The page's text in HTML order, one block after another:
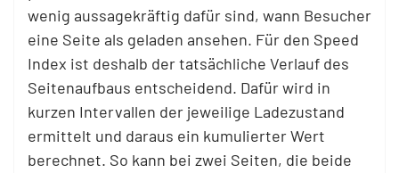
wenig aussagekräftig dafür sind, wann Besucher
eine Seite als geladen ansehen. Für den Speed
Index ist deshalb der tatsächliche Verlauf des
Seitenaufbaus entscheidend. Dafür wird in
kurzen Intervallen der jeweilige Ladezustand
ermittelt und daraus ein kumulierter Wert
berechnet. So kann bei zwei Seiten, die beide